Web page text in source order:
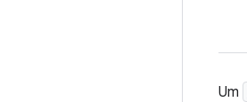
Um